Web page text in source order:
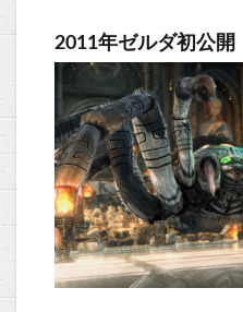
2011年ゼルダ初公開